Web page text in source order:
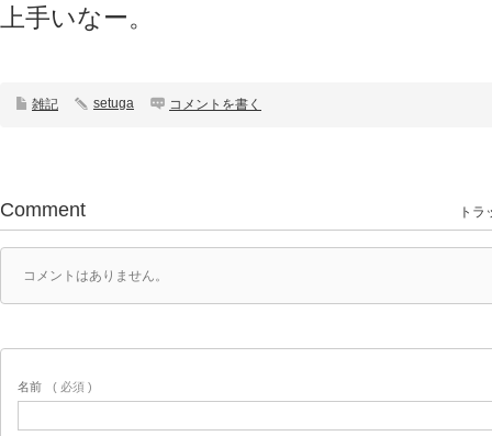
上手いなー。
雑記 setuga コメントを書く
Comment トラ
コメントはありません。
名前 ( 必須 )